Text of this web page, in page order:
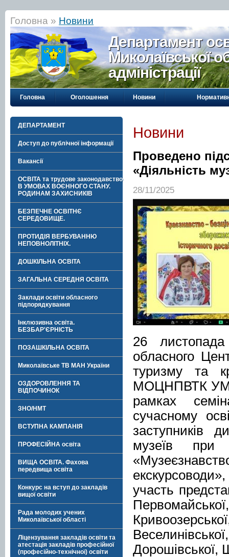
Головна » Новини
Департамент
Миколаївської
адміністрації
Головна Оголошення Новини
ДЕПАРТАМЕНТ
Доступ до публічної інформації
Вакансії
ОСВІТА та трудове законодавство
В УМОВАХ ВОЄННОГО СТАНУ.
РОДИНАМ ЗАХИСНИКІВ
БЕЗПЕЧНЕ ОСВІТНЄ
СЕРЕДОВИЩЕ.
ПРОТИДІЯ ВЕРБУВАННЮ
НЕПОВНОЛІТНІХ.
ДОШКІЛЬНА ОСВІТА
ЗАГАЛЬНА СЕРЕДНЯ ОСВІТА
Заклади освіти обласного
підпорядкування
Інклюзивна освіта.
БЕЗБАР'ЄРНІСТЬ
ПОЗАШКІЛЬНА ОСВІТА
Миколаївське ТВ МАН України
ОЗДОРОВЛЕННЯ ТА
ВІДПОЧИНОК
ЗНО/НМТ
ВСТУПНА КАМПАНІЯ
ПРОФЕСІЙНА освіта
ВИЩА ОСВІТА. Фахова
передвища освіта
Конкурс на вступ до закладів
вищої освіти
Рада молодих учених
Миколаївської області
Ліцензування закладів освіти та
атестація закладів професійної
(професійно-технічної) освіти
Новини
Проведено
«Діяльність
28/11/2025
26
обласного
туризму та
МОЦНПВТК УМ)
рамках
сучасному
заступників
музеїв при
участь
Дорошівської,